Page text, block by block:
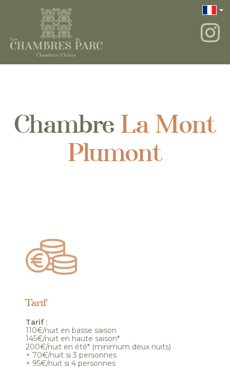
ChambreLa Mont
Plumont
Tarif
Tarif :
110€/nuit en basse saison
145€/nuit en haute saison*
200€/nuit en été* (minimum deux nuits)
+ 70€/nuit si 3 personnes
+ 95€/nuit si 4 personnes